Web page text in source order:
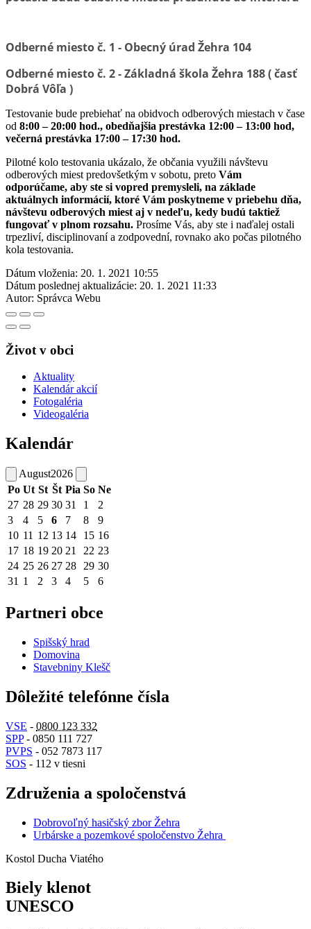
Odberné miesto č. 1 - Obecný úrad Žehra 104
Odberné miesto č. 2 - Základná škola Žehra 188 ( časť
Dobrá Vôľa )
Testovanie bude prebiehať na obidvoch odberových miestach v čase
od 8:00 – 20:00 hod., obedňajšia prestávka 12:00 – 13:00 hod,
večerná prestávka 17:00 – 17:30 hod.
Pilotné kolo testovania ukázalo, že občania využili návštevu
odberových miest predovšetkým v sobotu, preto Vám
odporúčame, aby ste si vopred premysleli, na základe
aktuálnych informácií, ktoré Vám poskytneme v priebehu dňa,
návštevu odberových miest aj v nedeľu, kedy budú taktiež
fungovať v plnom rozsahu. Prosíme Vás, aby ste i naďalej ostali
trpezliví, disciplinovaní a zodpovední, rovnako ako počas pilotného
kola testovania.
Dátum vloženia: 20. 1. 2021 10:55
Dátum poslednej aktualizácie: 20. 1. 2021 11:33
Autor: Správca Webu
Život v obci
Aktuality
Kalendár akcií
Fotogaléria
Videogaléria
Kalendár
August2026
Po Ut St Št Pia So Ne
27 28 29 30 31 1
2
3
4 5 6 7 8
9
10 11 12 13 14 15 16
17 18 19 20 21 22 23
24 25 26 27 28 29 30
31 1 2 3 4 5 6
Partneri obce
Spišský hrad
Domovina
Stavebniny Klešč
Dôležité telefónne čísla
VSE - 0800 123 332
SPP- 0850 111 727
PVPS - 052 7873 117
SOS - 112 v tiesni
Združenia a spoločenstvá
Dobrovoľný hasičský zbor Žehra
Urbárske a pozemkové spoločenstvo Žehra
Kostol Ducha Viatého
Biely klenot
UNESCO